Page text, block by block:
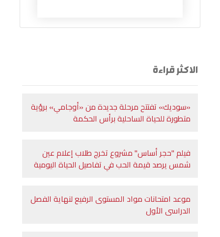
الاكثر قراءة
«سوديك» تفتتح مرحلة جديدة من «أوجامي» برؤية
متطورة للحياة الساحلية برأس الحكمة
فيلم "حجر أساس" مشروع تخرج طلاب إعلام عين
شمس يرصد قيمة الحب في تفاصيل الحياة اليومية
موعد امتحانات مواد المستوى الرفيع لنهاية الفصل
الدراسى الأول